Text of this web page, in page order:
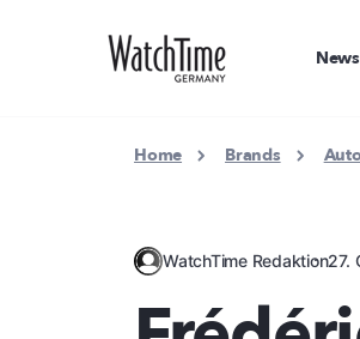
News
Home Brands
WatchTime Redaktion27.